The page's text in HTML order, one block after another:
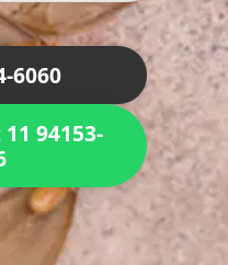
6060
94153-